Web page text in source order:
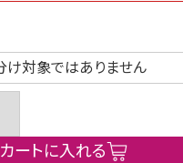
カートに入れる